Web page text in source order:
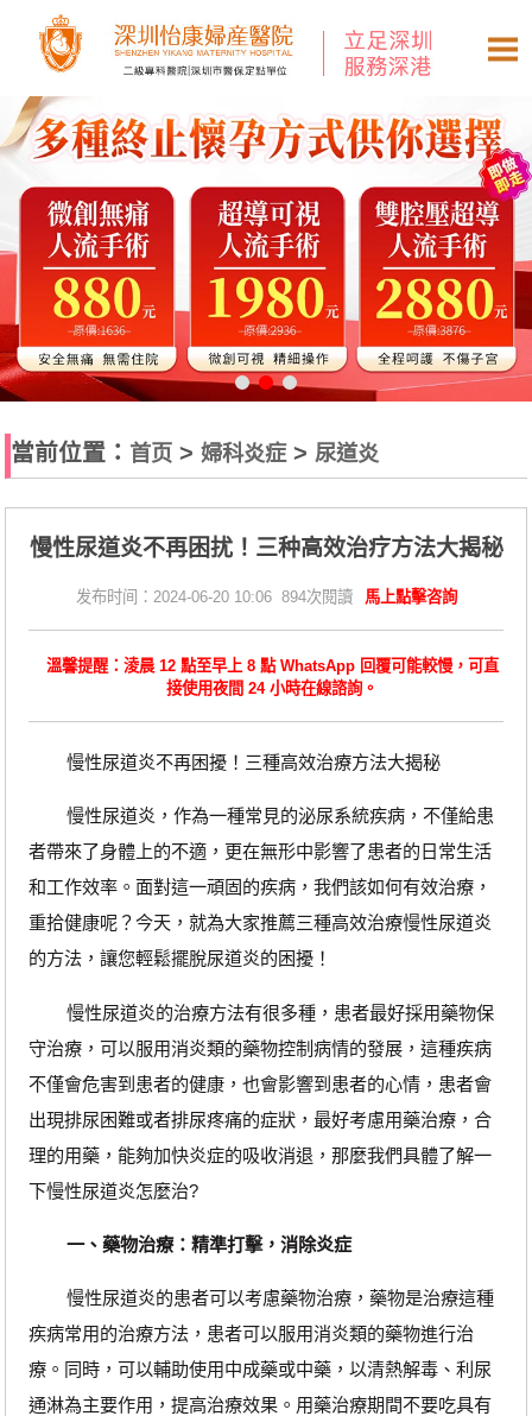
當前位置： 首页 >婦科炎症> 尿道炎
慢性尿道炎不再困扰！三种高效治疗方法大揭秘
发布时间：2024-06-20 10:06 894次閱讀 馬上點擊咨詢
溫馨提醒：淩晨 12 點至早上 8 點 WhatsApp 回覆可能較慢，可直
接使用夜間 24 小時在線諮詢。
慢性尿道炎不再困擾！三種高效治療方法大揭秘
慢性尿道炎，作為一種常見的泌尿系統疾病，不僅給患
者帶來了身體上的不適，更在無形中影響了患者的日常生活
和工作效率。面對這一頑固的疾病，我們該如何有效治療，
重拾健康呢？今天，就為大家推薦三種高效治療慢性尿道炎
的方法，讓您輕鬆擺脫尿道炎的困擾！
慢性尿道炎的治療方法有很多種，患者最好採用藥物保
守治療，可以服用消炎類的藥物控制病情的發展，這種疾病
不僅會危害到患者的健康，也會影響到患者的心情，患者會
出現排尿困難或者排尿疼痛的症狀，最好考慮用藥治療，合
理的用藥，能夠加快炎症的吸收消退，那麼我們具體了解一
下慢性尿道炎怎麼治?
一、藥物治療：精準打擊，消除炎症
慢性尿道炎的患者可以考慮藥物治療，藥物是治療這種
疾病常用的治療方法，患者可以服用消炎類的藥物進行治
療。同時，可以輔助使用中成藥或中藥，以清熱解毒、利尿
通淋為主要作用，提高治療效果。用藥治療期間不要吃具有